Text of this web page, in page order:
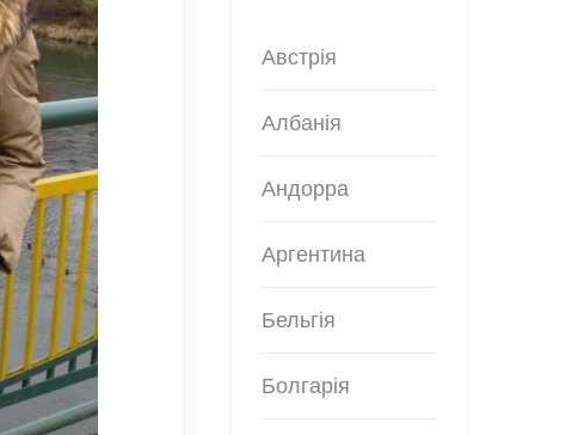
Австрія
Албанія
Андорра
Аргентина
Бельгія
Болгарія